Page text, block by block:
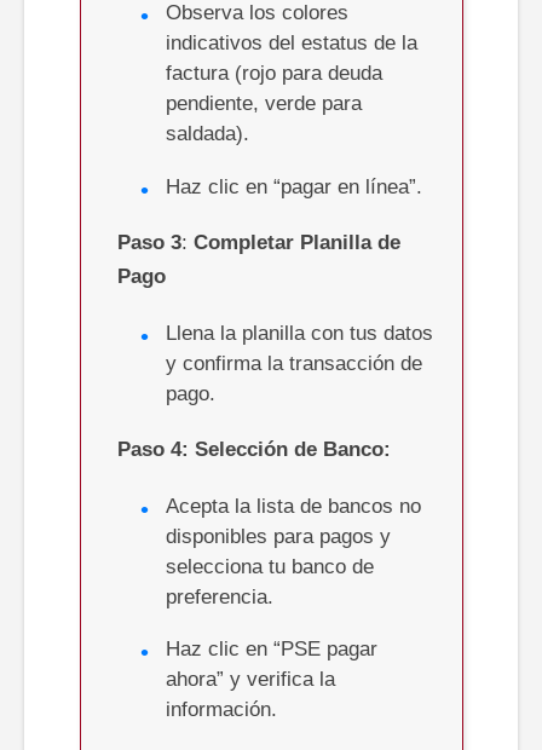
Observa los colores
indicativos del estatus de la
factura (rojo para deuda
pendiente, verde para
saldada).
Haz clic en “pagar en línea”.
Paso 3: Completar Planilla de
Pago
Llena la planilla con tus datos
y confirma la transacción de
pago.
Paso 4: Selección de Banco:
Acepta la lista de bancos no
disponibles para pagos y
selecciona tu banco de
preferencia.
Haz clic en “PSE pagar
ahora” y verifica la
información.